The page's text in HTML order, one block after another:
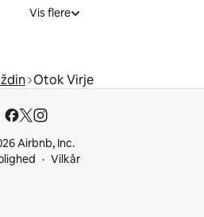
Vis flere
Otok Virje
Airbnb, Inc.
Vilkår